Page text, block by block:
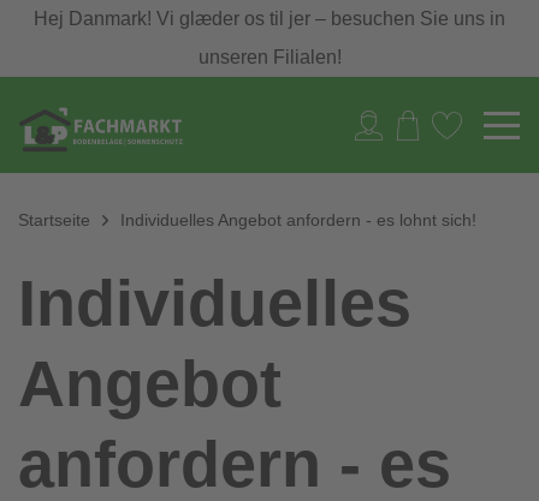
Hej Danmark! Vi glæder os til jer – besuchen Sie uns in
unseren Filialen!
Startseite Individuelles Angebot anfordern - es lohnt sich!
Individuelles
Angebot
anfordern - es